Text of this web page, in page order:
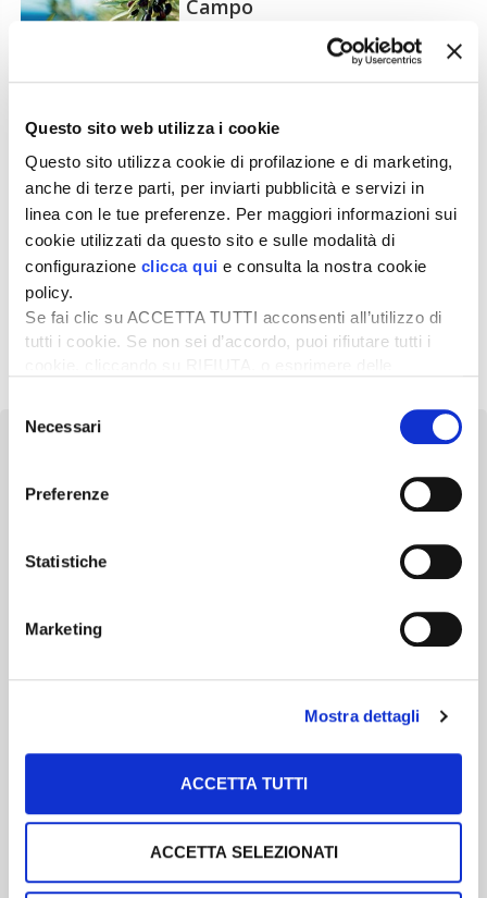
Questo sito web utilizza i cookie
Questo sito utilizza cookie di profilazione e di marketing,
anche di terze parti, per inviarti pubblicità e servizi in
linea con le tue preferenze. Per maggiori informazioni sui
cookie utilizzati da questo sito e sulle modalità di
configurazione clicca qui e consulta la nostra cookie
policy.
Se fai clic su ACCETTA TUTTI acconsenti all’utilizzo di
tutti i cookie. Se non sei d’accordo, puoi rifiutare tutti i
desideri accettare e cliccando ACCETTA SELEZIONATI.
delNecessari
Preferenze
Statistiche
Marketing
Mostra dettagli
ACCETTA TUTTI
ACCETTA SELEZIONATI
Campo
4 ott 2024 – Un piano di
made in Italy
5 Luglio 2024
10 lug 2024 – Biostimolanti in
dimostrativa
Scopri un servizio d'informazione di alta qualità. Tagliato sulle tue